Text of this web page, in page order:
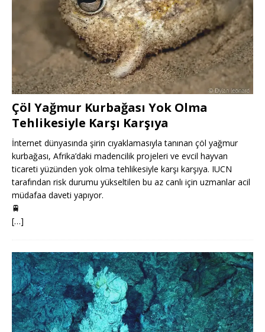
Çöl Yağmur Kurbağası Yok Olma
Tehlikesiyle Karşı Karşıya
İnternet dünyasında şirin cıyaklamasıyla tanınan çöl yağmur
kurbağası, Afrika’daki madencilik projeleri ve evcil hayvan
ticareti yüzünden yok olma tehlikesiyle karşı karşıya. IUCN
tarafından risk durumu yükseltilen bu az canlı için uzmanlar acil
müdafaa daveti yapıyor.
🚆
[…]